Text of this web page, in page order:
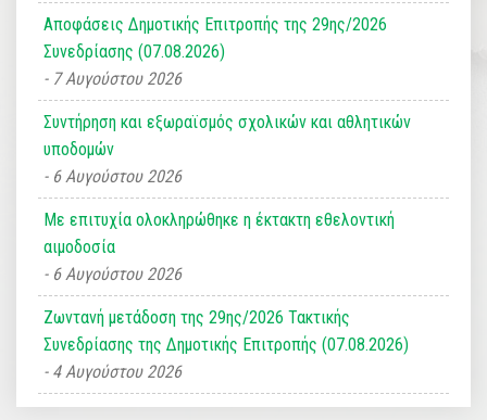
Αποφάσεις Δημοτικής Επιτροπής της 29ης/2026
Συνεδρίασης (07.08.2026)
7 Αυγούστου 2026
Συντήρηση και εξωραϊσμός σχολικών και αθλητικών
υποδομών
6 Αυγούστου 2026
Με επιτυχία ολοκληρώθηκε η έκτακτη εθελοντική
αιμοδοσία
6 Αυγούστου 2026
Ζωντανή μετάδοση της 29ης/2026 Τακτικής
Συνεδρίασης της Δημοτικής Επιτροπής (07.08.2026)
4 Αυγούστου 2026